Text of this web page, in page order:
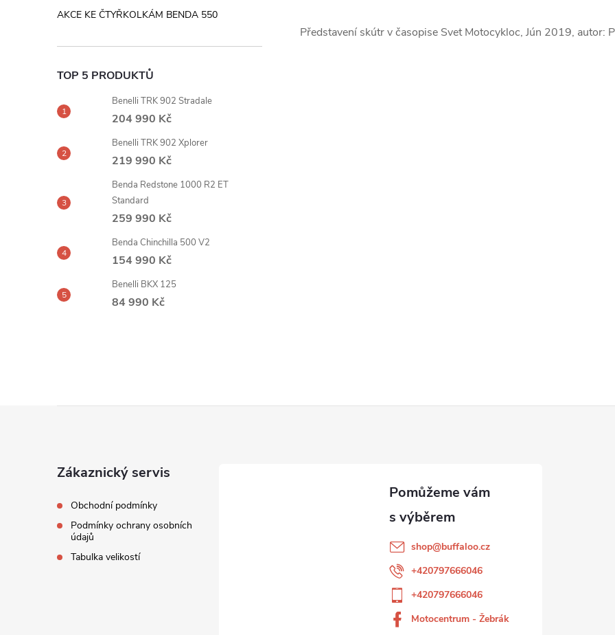
AKCE KE ČTYŘKOLKÁM BENDA 550
TOP 5 PRODUKTŮ
Benelli TRK 902 Stradale
204 990 Kč
Benelli TRK 902 Xplorer
219 990 Kč
Benda Redstone 1000 R2 ET
Standard
259 990 Kč
Benda Chinchilla 500 V2
154 990 Kč
Benelli BKX 125
84 990 Kč
Představení skútr v časopise Svet Motocykloc, Jún 2019, autor:
Zákaznický servis
Obchodní podmínky
Podmínky ochrany osobních
údajů
Tabulka velikostí
shop@buffaloo.cz
+420797666046
+420797666046
Motocentrum - Žebrák